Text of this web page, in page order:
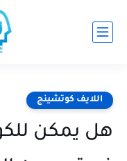
اللايف كوتشينج
هل يمكن